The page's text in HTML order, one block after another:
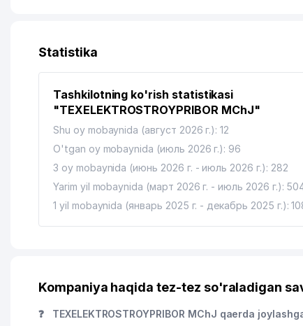
13 RTD-SERVIS XUSUSIY KORXONASI
14 KOMPRESSOR SAVDO-TA'MINOT MChJ
Statistika
Tashkilotning ko'rish statistikasi
"TEXELEKTROSTROYPRIBOR MChJ"
Shu oy mobaynida (август 2026 г.): 12
O'tgan oy mobaynida (июль 2026 г.): 96
3 oy mobaynida (июнь 2026 г. - июль 2026 г.): 282
Yarim yil mobaynida (март 2026 г. - июль 2026 г.):
1 yil mobaynida (январь 2025 г. - декабрь 2025 г.):
Kompaniya haqida tez-tez so'raladigan
❓ TEXELEKTROSTROYPRIBOR MChJ qaerda